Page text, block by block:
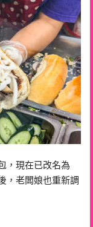
，現在已改名為
，老闆娘也重新調